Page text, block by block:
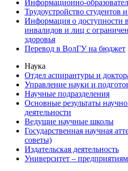
Информационно-
Трудоустройство студентов
Информация о доступности
инвалидов и лиц с
здоровья
Перевод в ВолГУ на бюджет
Наука
Отдел аспирантуры и
Управление науки и
Научные подразделения
Основные результаты
деятельности
Ведущие научные школы
Государственная научная
советы)
Издательская деятельность
Университет – предприятиям